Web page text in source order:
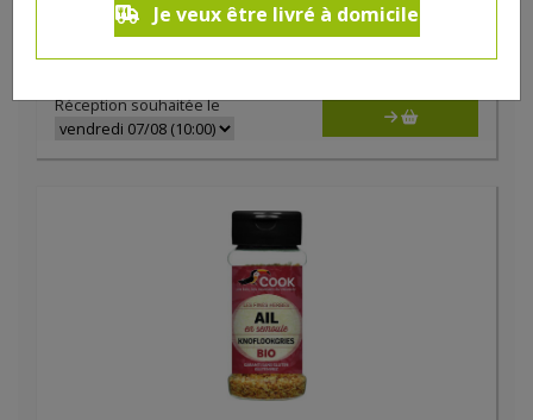
Je veux être livré à domicile
1 pc +
Réception souhaitée le